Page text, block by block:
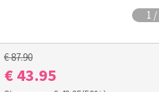
1 /
€ 87.90
€ 43.95